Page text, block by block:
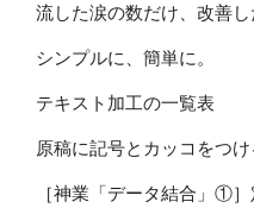
流した涙の数だけ、改善し
シンプルに、簡単に。
テキスト加工の一覧表
原稿に記号とカッコをつ
［神業「データ結合」①